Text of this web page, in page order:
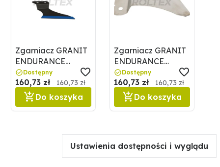
Zgarniacz GRANIT
ENDURANCE
CARBIDE
179316668
Dostępny
160,73 zł 160,73 zł
Do koszyka
Zgarniacz GRANIT
ENDURANCE
CARBIDE 179316669
Dostępny
160,73 zł 160,73 zł
Do koszyka
Ustawienia dostępności i wyglądu